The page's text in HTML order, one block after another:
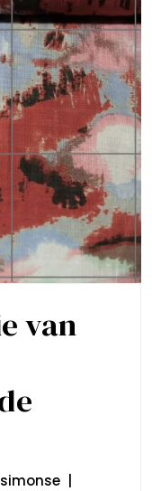
van
Ontdek
|